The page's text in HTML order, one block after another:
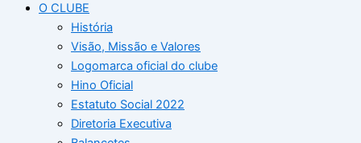
O CLUBE
História
Visão, Missão e Valores
Logomarca oficial do clube
Hino Oficial
Estatuto Social 2022
Diretoria Executiva